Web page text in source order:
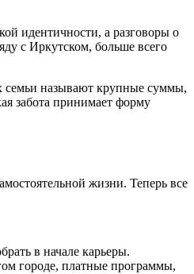
идентичности, а разговоры о
с Иркутском, больше всего
семьи называют крупные суммы,
забота принимает форму
жизни. Теперь все
в начале карьеры.
городе, платные программы,